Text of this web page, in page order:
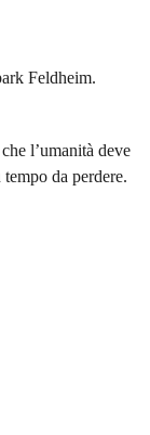
l’umanità deve
da perdere.